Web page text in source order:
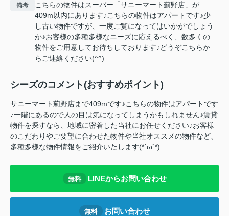
備考
こちらの物件はスーパー「サニーマート薊野店」が
409m以内にあります♪こちらの物件はアパートです♪少
し古い物件ですが、一度ご覧になってはいかがでしょう
か♪お客様の多種多様なニーズに応えるべく、数多くの
物件をご用意してお待ちしております♪どうぞこちらか
らご連絡ください(^^)
シーズのコメント(おすすめポイント)
サニーマート薊野店まで409mです♪こちらの物件はアパートです
♪一階にあるので人の目は気になってしまうかもしれません♪賃貸
物件を探すなら、地域に密着した当社にお任せください♪お客様
のこだわりやご要望に合わせた物件や当社オススメの物件など、
多種多様な物件情報をご紹介いたします(*´ω`*)
無料 LINEからお問い合わせ
無料 お問い合わせ